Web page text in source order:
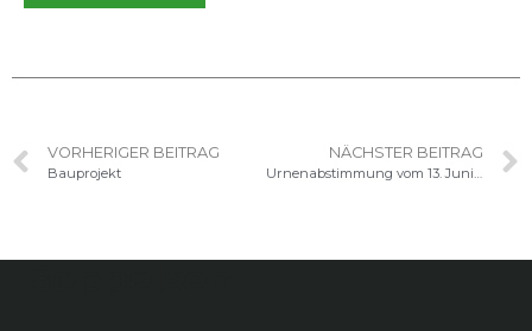
VORHERIGER BEITRAG
Bauprojekt
NÄCHSTER BEITRAG
Urnenabstimmung vom 13. Juni 2021